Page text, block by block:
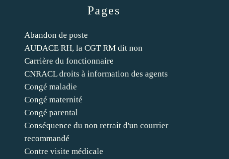
Pages
Abandon de poste
AUDACE RH, la CGT RM dit non
Carrière du fonctionnaire
CNRACL droits à information des agents
Congé maladie
Congé maternité
Congé parental
Conséquence du non retrait d'un courrier
recommandé
Contre visite médicale